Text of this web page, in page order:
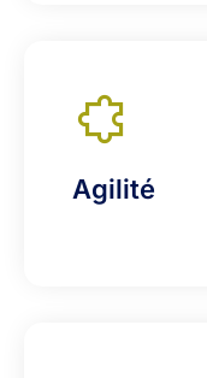
Agilité